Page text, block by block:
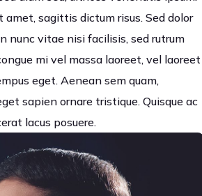
amet, sagittis dictum risus. Sed dolor
nunc vitae nisi facilisis, sed rutrum
mi vel massa laoreet, vel laoreet
eget. Aenean sem quam,
sapien ornare tristique. Quisque ac
lacus posuere.